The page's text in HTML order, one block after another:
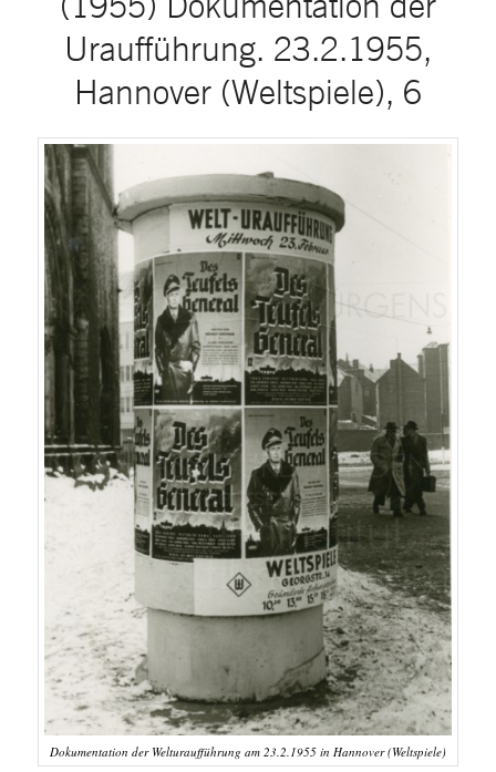
Uraufführung. 23.2.1955,
Hannover (Weltspiele), 6
Dokumentation der Welturaufführung am 23.2.1955 in Hannover (Weltspiele)